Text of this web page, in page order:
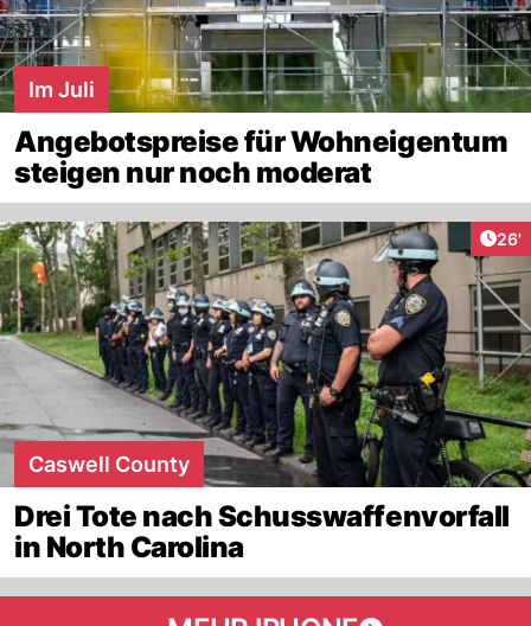
Im Juli
Angebotspreise für Wohneigentum
steigen nur noch moderat
26'
Caswell County
Drei Tote nach Schusswaffenvorfall
in North Carolina